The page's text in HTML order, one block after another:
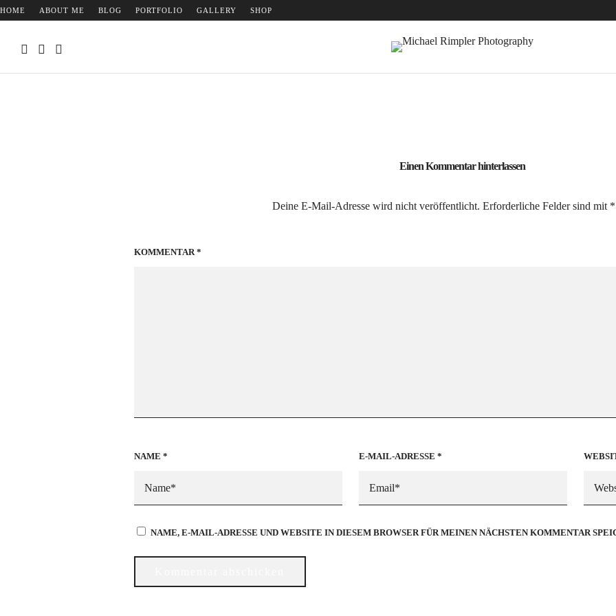
HOME ABOUT ME BLOG PORTFOLIO GALLERY SHOP
Einen Kommentar hinterlassen
Deine E-Mail-Adresse wird nicht veröffentlicht. Erforderliche Felder sind mit *
KOMMENTAR *
NAME * E-MAIL-ADRESSE *
NAME, E-MAIL-ADRESSE UND WEBSITE IN DIESEM BROWSER FÜR MEINEN NÄCHSTEN KOMMENTAR